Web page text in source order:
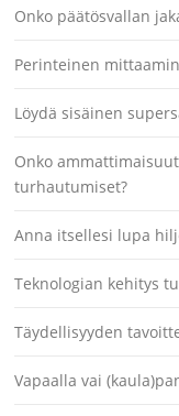
Onko päätösvallan
Perinteinen
Löydä sisäinen
Onko
turhautumiset?
Anna itsellesi lupa
Teknologian kehitys
Täydellisyyden
Vapaalla vai